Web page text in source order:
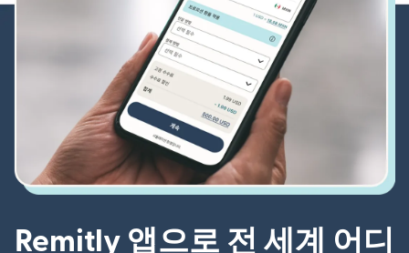
Remitly 앱으로 전 세계 어디